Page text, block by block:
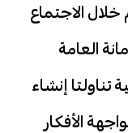
خلال الاجتماع
العامة
إنشاء
الأفكار